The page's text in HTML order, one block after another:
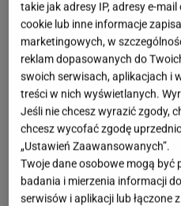
takie jak adresy IP, adresy e-
cookie lub inne informacje
marketingowych, w
reklam dopasowanych do
swoich serwisach, aplikacjach i
treści w nich wyświetlanych.
Jeśli nie chcesz wyrazić zgody,
chcesz wycofać zgodę
„Ustawień Zaawansowanych”.
Twoje dane osobowe mogą być
badania i mierzenia informacji
serwisów i aplikacji lub łączone